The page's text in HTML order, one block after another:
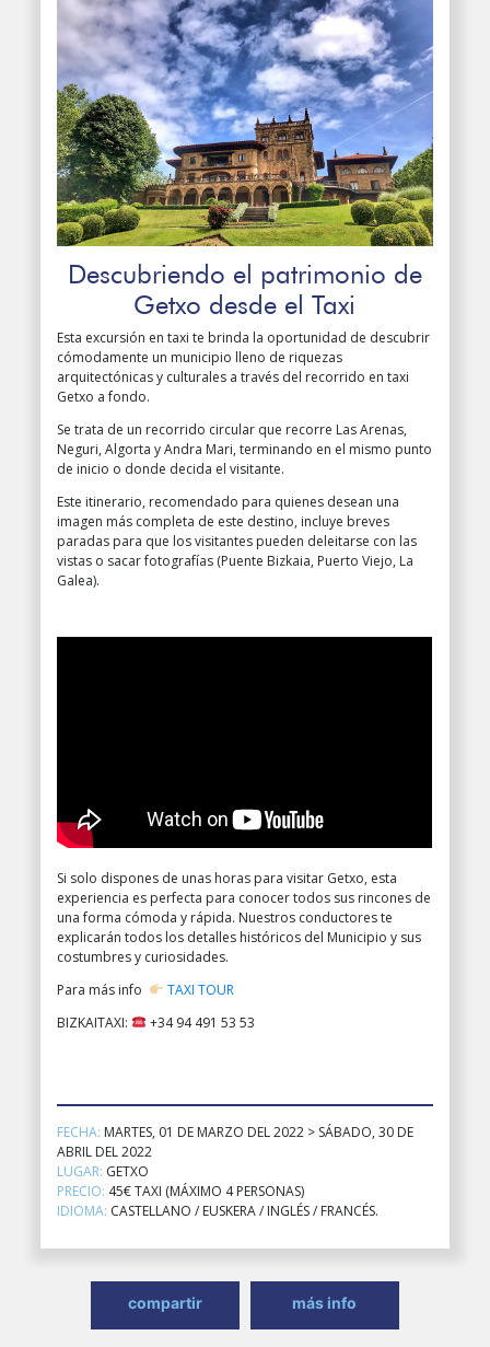
Descubriendo el patrimonio de
Getxo desde el Taxi
Esta excursión en taxi te brinda la oportunidad de descubrir
cómodamente un municipio lleno de riquezas
arquitectónicas y culturales a través del recorrido en taxi
Getxo a fondo.
Se trata de un recorrido circular que recorre Las Arenas,
Neguri, Algorta y Andra Mari, terminando en el mismo punto
de inicio o donde decida el visitante.
Este itinerario, recomendado para quienes desean una
imagen más completa de este destino, incluye breves
paradas para que los visitantes pueden deleitarse con las
vistas o sacar fotografías (Puente Bizkaia, Puerto Viejo, La
Galea).
Si solo dispones de unas horas para visitar Getxo, esta
experiencia es perfecta para conocer todos sus rincones de
una forma cómoda y rápida. Nuestros conductores te
explicarán todos los detalles históricos del Municipio y sus
costumbres y curiosidades.
Para más info
TAXI TOUR
BIZKAITAXI:
+34 94 491 53 53
FECHA: MARTES, 01 DE MARZO DEL 2022 > SÁBADO, 30 DE
ABRIL DEL 2022
LUGAR: GETXO
PRECIO: 45€ TAXI (MÁXIMO 4 PERSONAS)
IDIOMA: CASTELLANO / EUSKERA / INGLÉS / FRANCÉS.
compartir más info